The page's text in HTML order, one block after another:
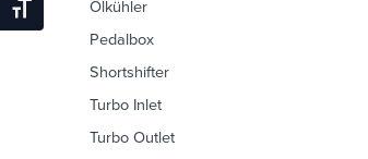
Schrift Vergrößern
Ölkühler
Pedalbox
Shortshifter
Turbo Inlet
Turbo Outlet